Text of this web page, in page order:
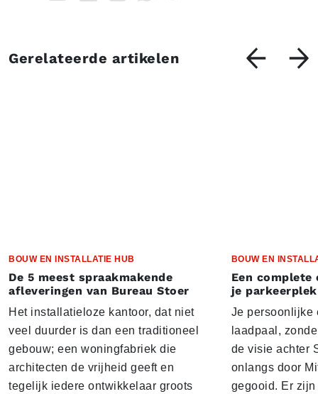
Gerelateerde artikelen
BOUW EN INSTALLATIE HUB
De 5 meest spraakmakende
afleveringen van Bureau Stoer
Het installatieloze kantoor, dat niet
veel duurder is dan een traditioneel
gebouw; een woningfabriek die
architecten de vrijheid geeft en
tegelijk iedere ontwikkelaar groots
BOUW EN
Een complete
je parkeerplek
Je persoonlijke
laadpaal,
de visie achter
onlangs door
gegooid. Er